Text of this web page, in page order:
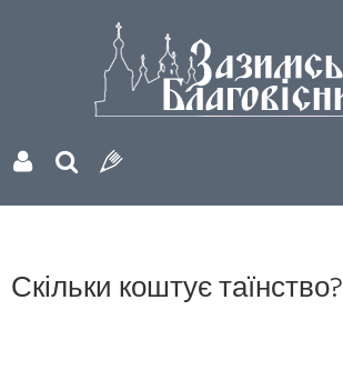
Скільки коштує таїнство?